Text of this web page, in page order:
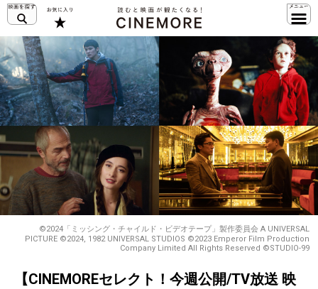
©︎2024「ミッシング・チャイルド・ビデオテープ」製作委員会 A UNIVERSAL
PICTURE ©2024, 1982 UNIVERSAL STUDIOS ©2023 Emperor Film Production
Company Limited All Rights Reserved ©STUDIO-99
【CINEMOREセレクト！今週公開/TV放送 映